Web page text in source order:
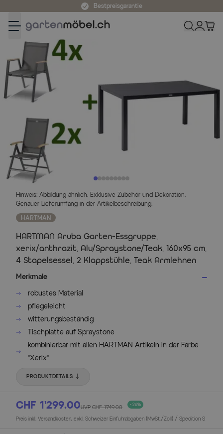
Bestpreisgarantie
Hinweis: Abbildung ähnlich. Exklusive Zubehör und Dekoration.
Genauer Lieferumfang in der Artikelbeschreibung.
HARTMAN
HARTMAN Aruba Garten-Essgruppe,
xerix/anthrazit, Alu/Spraystone/Teak, 160x95 cm,
4 Stapelsessel, 2 Klappstühle, Teak Armlehnen
Merkmale
robustes Material
pflegeleicht
witterungsbeständig
Tischplatte auf Spraystone
kombinierbar mit allen HARTMAN Artikeln in der Farbe
"Xerix"
PRODUKTDETAILS
CHF 1’299.00UVP CHF 1’749.00 - 26%
Preis inkl. Versandkosten, exkl. Schweizer Einfuhrabgaben (MwSt./Zoll) / Spedition S